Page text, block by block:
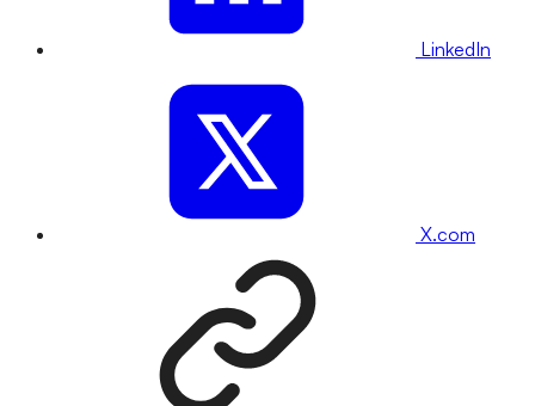
LinkedIn
X.com